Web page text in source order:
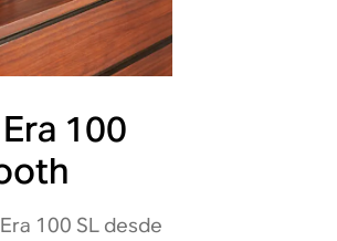
100
100 SL desde